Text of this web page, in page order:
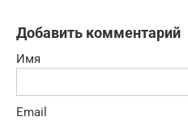
Добавить комментарий
Имя
Email